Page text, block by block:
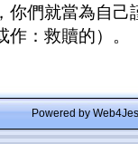
你們就當為自
：救贖的）。
Powered by